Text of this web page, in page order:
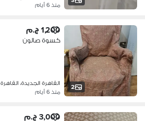
منذ 6 أيام
2
1,200 ج.م
كسوة صالون
القاهرة الجديدة، القاهرة
منذ 6 أيام
3,000 ج.م